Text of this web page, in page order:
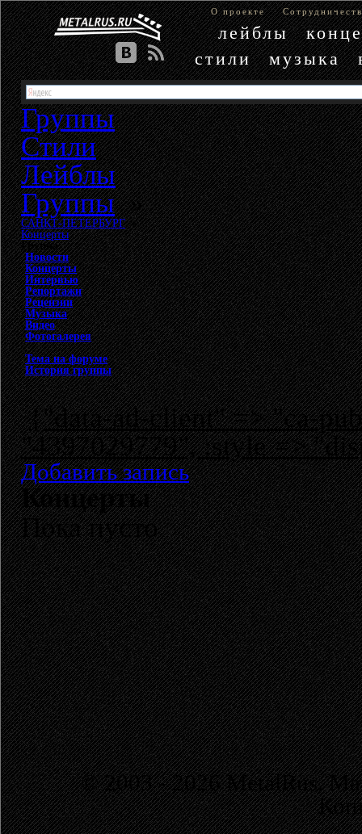
О проекте
лейблы
стили
музыка
Группы
Стили
Лейблы
Группы»
САНКТ-ПЕТЕРБУРГ»
Концерты
Группа
Новости
Концерты
Интервью
Репортажи
Рецензии
Музыка
Видео
Фотогалерея
Тема на форуме
История группы
{"data-ad-client" => "ca-
"4397029779", :style =>
Добавить запись
Концерты
Пока пусто
© 2003 - 2026 MetalRus.